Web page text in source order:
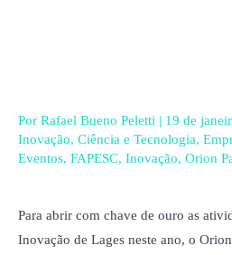
Por Rafael Bueno Peletti | 19 de
Inovação, Ciência e Tecnologia,
Eventos, FAPESC, Inovação, Orion
Para abrir com chave de ouro as
Inovação de Lages neste ano, o